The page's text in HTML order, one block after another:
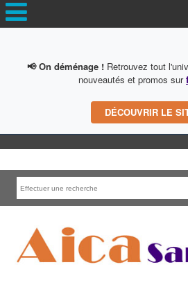
📢 On déménage ! Retrouvez tout
nouveautés et promos sur
DÉCOUVRIR LE